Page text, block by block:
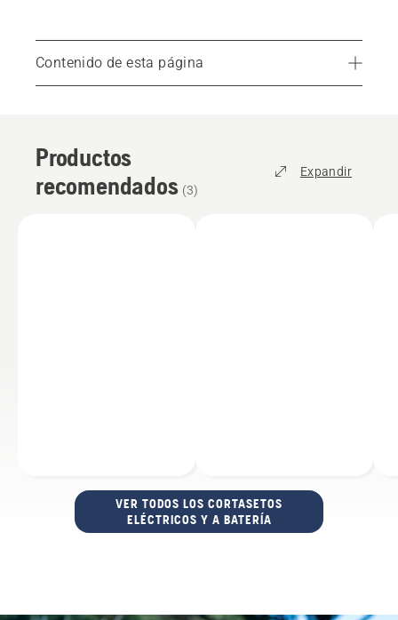
Contenido de esta página
Productos recomendados
Piezas y accesorios
Encuentra tu distribuidor local
Productos
recomendados (3)
Expandir
VER TODOS LOS CORTASETOS
ELÉCTRICOS Y A BATERÍA